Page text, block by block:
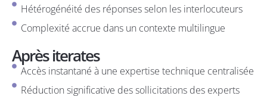
Hétérogénéité des réponses selon les interlocuteurs
Complexité accrue dans un contexte multilingue
Après iterates
Accès instantané à une expertise technique centralisée
Réduction significative des sollicitations des experts